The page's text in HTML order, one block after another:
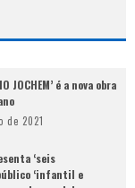
JOCHEM’ é a nova obra
de 2021
‘seis
‘infantil e